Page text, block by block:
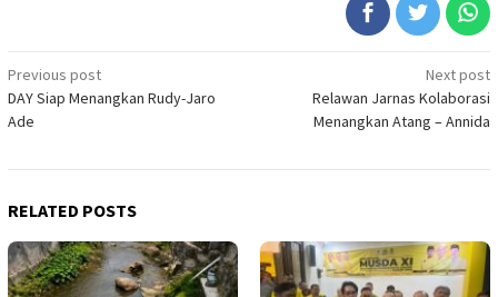
Post
navigation
Previous post
DAY Siap Menangkan Rudy-Jaro
Ade
Next post
Relawan Jarnas Kolaborasi
Menangkan Atang – Annida
RELATED POSTS